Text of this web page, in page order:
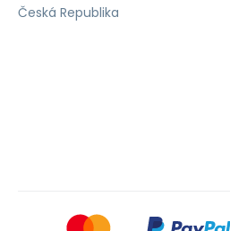
Česká Republika